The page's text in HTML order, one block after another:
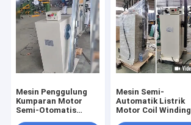
Mesin Penggulung
Kumparan Motor
Semi-Otomatis
Mesin Semi-
Automatik Listrik
Motor Coil Winding